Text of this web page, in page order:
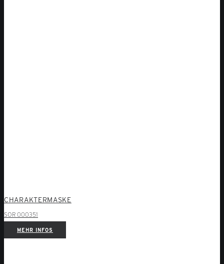
CHARAKTERMASKE
SOR 000351
MEHR INFOS